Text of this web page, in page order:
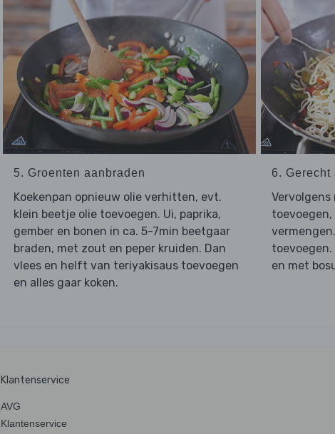
5. Groenten aanbraden
Koekenpan opnieuw olie verhitten, evt.
klein beetje olie toevoegen. Ui, paprika,
gember en bonen in ca. 5-7min beetgaar
braden, met zout en peper kruiden. Dan
vlees en helft van teriyakisaus toevoegen
en alles gaar koken.
6. Gerecht
Vervolgens
toevoegen,
toevoegen.
en met
Klantenservice
AVG
Klantenservice